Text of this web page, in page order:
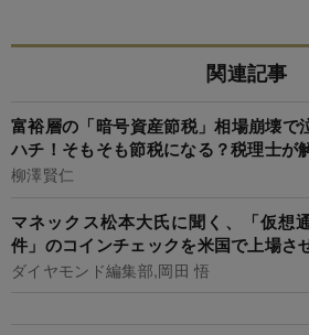
関連記事
富裕層の「暗号資産節税」相場崩壊で
ハチ！そもそも節税になる？税理士が
柳澤賢仁
マネックス松本大氏に聞く、「仮想
件」のコインチェックを米国で上場さ
ダイヤモンド編集部,岡田 悟